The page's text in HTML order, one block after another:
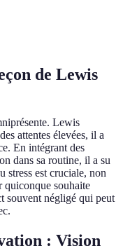
de Lewis
Lewis
attentes élevées, il a
En intégrant des
dans sa routine, il a su
stress est cruciale, non
quiconque souhaite
souvent négligé qui peut
: Vision